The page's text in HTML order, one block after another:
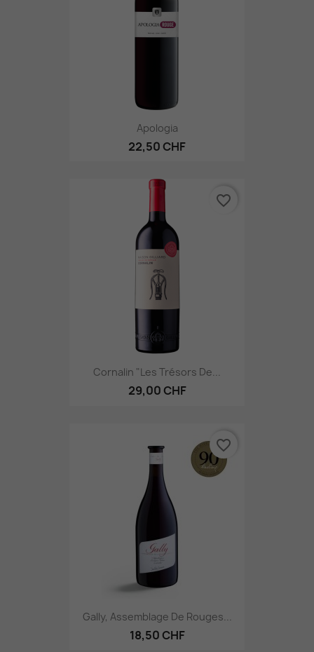
Apologia
22,50 CHF
Cornalin "Les Trésors De...
29,00 CHF
favorite_border
Gally, Assemblage De Rouges...
18,50 CHF
favorite_border